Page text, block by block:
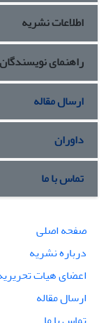
اطلاعات نشریه
راهنمای نویسندگان
ارسال مقاله
داوران
تماس با ما
صفحه اصلی
درباره نشریه
اعضای هیات
ارسال مقاله